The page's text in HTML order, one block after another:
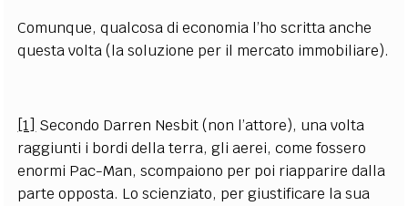
Comunque, qualcosa di economia l’ho scritta anche
questa volta (la soluzione per il mercato immobiliare).
[1]
Secondo Darren Nesbit (non l’attore), una volta
raggiunti i bordi della terra, gli aerei, come fossero
enormi Pac-Man, scompaiono per poi riapparire dalla
parte opposta. Lo scienziato, per giustificare la sua